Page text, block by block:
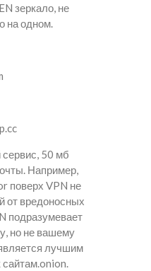
зеркало, не
на одном.
50 мб
Например,
поверх VPN не
от вредоносных
подразумевает
но не вашему
лучшим